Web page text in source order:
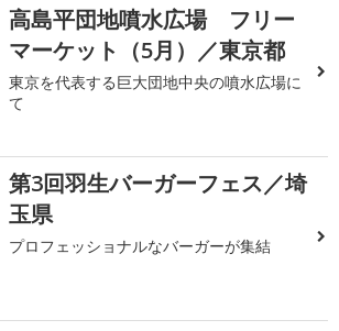
高島平団地噴水広場 フリー
マーケット（5月）／東京都
東京を代表する巨大団地中央の噴水広場に
て
第3回羽生バーガーフェス／埼
玉県
プロフェッショナルなバーガーが集結